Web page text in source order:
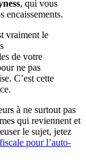
, qui vous
encaissements.
vraiment le
de votre
ne pas
C’est cette
à ne surtout pas
qui reviennent et
le sujet, jetez
pour l’auto-